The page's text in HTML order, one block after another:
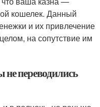
кошелек. Данный
и их привлечение
на сопутствие им
не переводились